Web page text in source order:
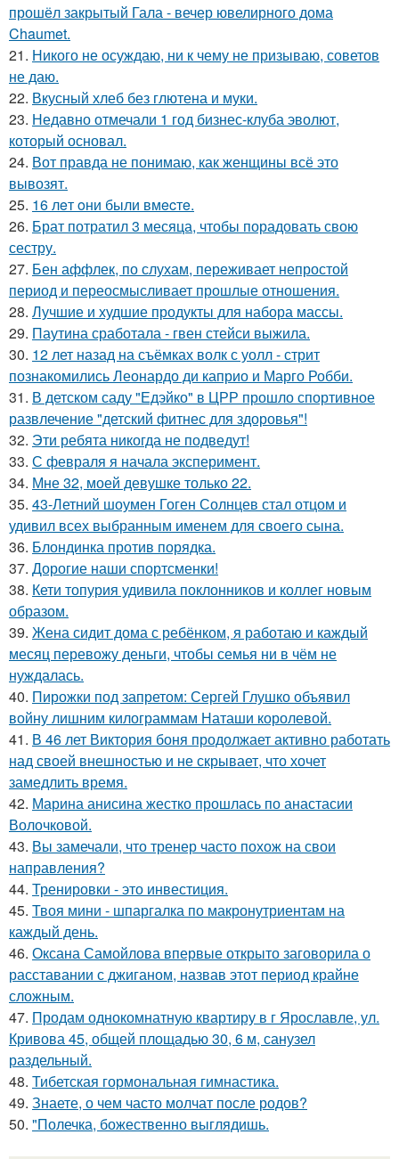
прошёл закрытый Гала - вечер ювелирного дома
Chaumet.
21. Никого не осуждаю, ни к чему не призываю, советов
не даю.
22. Вкусный хлеб без глютена и муки.
23. Недавно отмечали 1 год бизнес-клуба эволют,
который основал.
24. Вот правда не понимаю, как женщины всё это
вывозят.
25. 16 лeт oни были вмecтe.
26. Брат потратил 3 месяца, чтобы порадовать свою
сестру.
27. Бен аффлек, по слухам, переживает непростой
период и переосмысливает прошлые отношения.
28. Лучшие и худшие продукты для набора массы.
29. Паутина сработала - гвен стейси выжила.
30. 12 лет назад на съёмках волк с уолл - стрит
познакомились Леонардо ди каприо и Марго Робби.
31. В детском саду "Едэйко" в ЦРР прошло спортивное
развлечение "детский фитнес для здоровья"!
32. Эти ребята никогда не подведут!
33. С февраля я начала эксперимент.
34. Мне 32, моей девушке только 22.
35. 43-Летний шоумен Гоген Солнцев стал отцом и
удивил всех выбранным именем для своего сына.
36. Блондинка против порядка.
37. Дорогие наши спортсменки!
38. Кети топурия удивила поклонников и коллег новым
образом.
39. Жена сидит дома с ребёнком, я работаю и каждый
месяц перевожу деньги, чтобы семья ни в чём не
нуждалась.
40. Пирожки под запретом: Сергей Глушко объявил
войну лишним килограммам Наташи королевой.
41. В 46 лет Виктория боня продолжает активно работать
над своей внешностью и не скрывает, что хочет
замедлить время.
42. Марина анисина жестко прошлась по анастасии
Волочковой.
43. Вы замечали, что тренер часто похож на свои
направления?
44. Тренировки - это инвестиция.
45. Твоя мини - шпаргалка по макронутриентам на
каждый день.
46. Оксана Самойлова впервые открыто заговорила о
расставании с джиганом, назвав этот период крайне
сложным.
47. Продам однокомнатную квартиру в г Ярославле, ул.
Кривова 45, общей площадью 30, 6 м, санузел
раздельный.
48. Тибетская гормональная гимнастика.
49. Знаете, о чем часто молчат после родов?
50. "Полечка, божественно выглядишь.